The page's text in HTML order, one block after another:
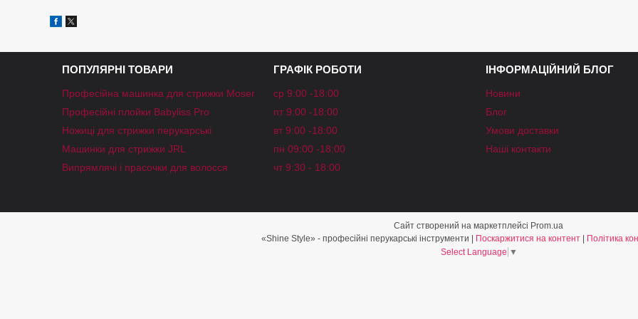
ПОПУЛЯРНІ ТОВАРИ
Професійна машинка для стрижки Moser
Професійні плойки Babyliss Pro
Ножиці для стрижки перукарські
Машинки для стрижки JRL
Випрямлячі і прасочки для волосся
ГРАФІК РОБОТИ
ср 9:00 -18:00
пт 9:00 -18:00
вт 9:00 -18:00
пн 09:00 -18:00
чт 9:30 - 18:00
ІНФОРМАЦІЙНИЙ БЛОГ
Новини
Блог
Умови доставки
Наші контакти
Сайт створений на маркетплейсі Prom.ua
Поскаржитися на контент
Політика
Select Language ▼